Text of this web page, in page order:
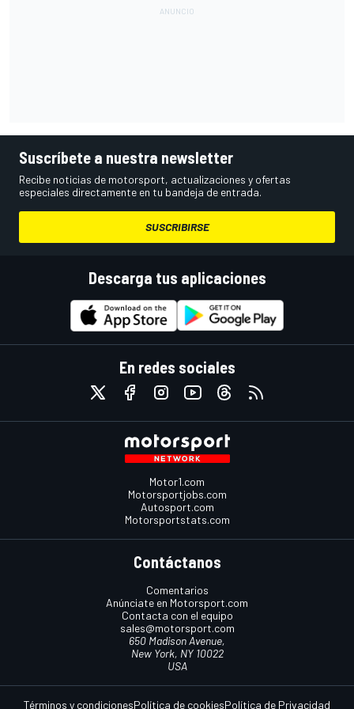
Suscríbete a nuestra newsletter
Recibe noticias de motorsport, actualizaciones y ofertas
especiales directamente en tu bandeja de entrada.
SUSCRIBIRSE
Descarga tus aplicaciones
En redes sociales
Motor1.com
Motorsportjobs.com
Autosport.com
Motorsportstats.com
Contáctanos
Comentarios
Anúnciate en Motorsport.com
Contacta con el equipo
sales@motorsport.com
650 Madison Avenue,
New York, NY 10022
USA
Términos y condicionesPolítica de cookiesPolítica de Privacidad